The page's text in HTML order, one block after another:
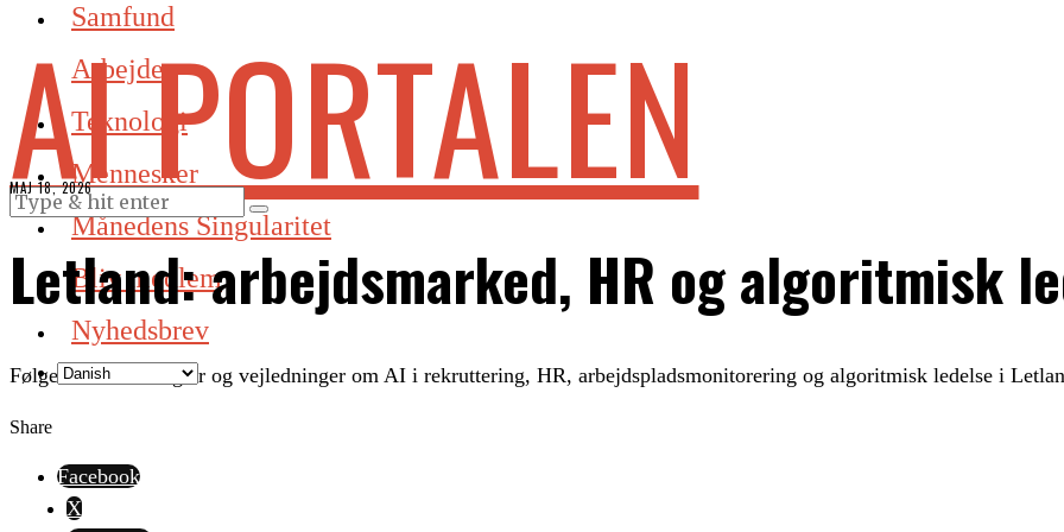
Samfund
Arbejde
Teknologi
Mennesker
Månedens Singularitet
Bliv medlem
Nyhedsbrev
AI PORTALEN
MAJ 18, 2026
Letland: arbejdsmarked, HR og algoritmisk
Følger nationale regler og vejledninger om AI i rekruttering, HR, arbejdspladsmonitorering og algoritmisk ledelse i
Share
Facebook
X